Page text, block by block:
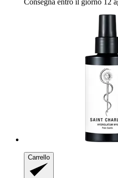
Consegna entro il giorno 12
Carrello